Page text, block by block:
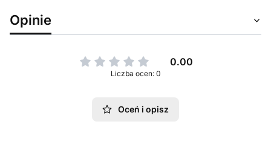
Opinie
0.00
Liczba ocen: 0
Oceń i opisz